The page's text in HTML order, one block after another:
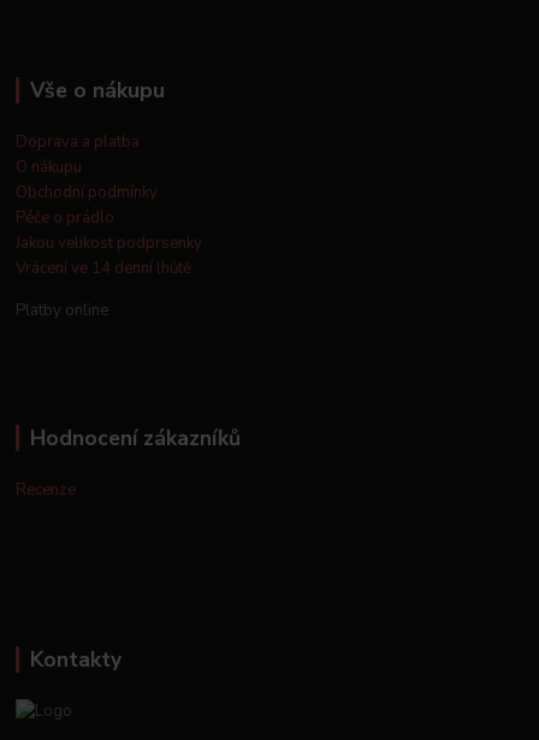
Vše o nákupu
Doprava a platba
O nákupu
Obchodní podmínky
Péče o prádlo
Jakou velikost podprsenky
Vrácení ve 14 denní lhůtě
Platby online
Hodnocení zákazníků
Recenze
Kontakty